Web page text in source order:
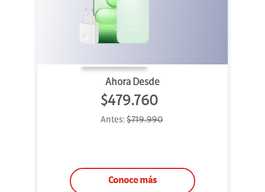
Ahora Desde
$479.760
Antes: $719.990
Conoce más